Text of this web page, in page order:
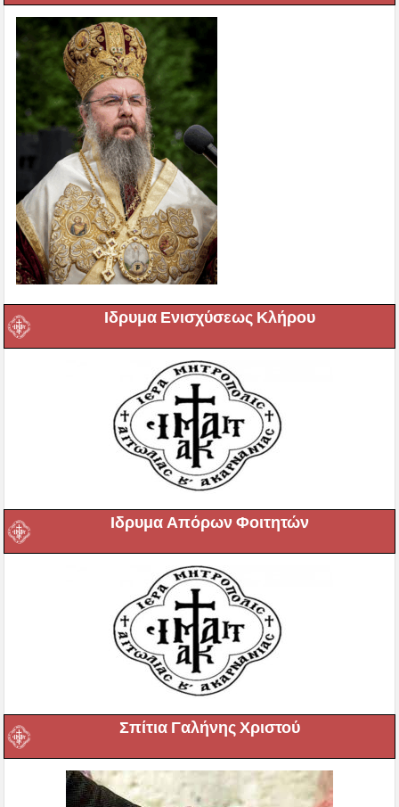
Ιδρυμα Ενισχύσεως Κλήρου
Ιδρυμα Απόρων Φοιτητών
Σπίτια Γαλήνης Χριστού